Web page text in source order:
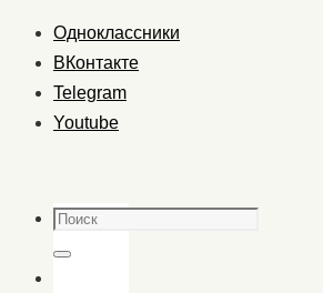
Одноклассники
ВКонтакте
Telegram
Youtube
Поиск
Поиск